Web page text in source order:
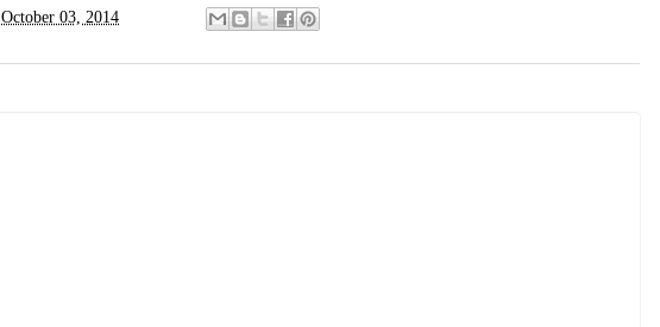
October 03, 2014